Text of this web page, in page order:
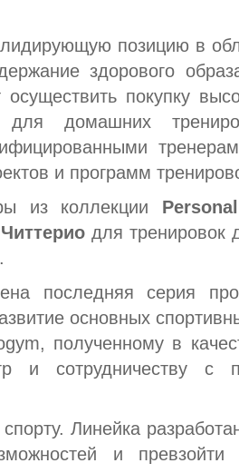
позицию в
здорового
покупку
для домашних
и программ
из коллекции Personal
для тренировок
последняя серия
основных
полученному в
и сотрудничеству с
Линейка
и превзойти